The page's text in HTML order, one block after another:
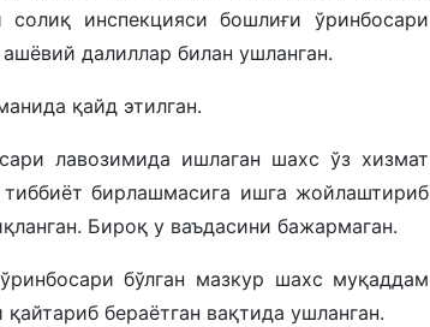
солиқ инспекцияси бошлиғи
ўринбосари
ашёвий далиллар билан ушланган.
қайд этилган.
лавозимида ишлаган шахс ўз хизмат
тиббиёт бирлашмасига ишга жойлаштириб
. Бироқ у ваъдасини бажармаган.
ўринбосари бўлган мазкур шахс муқаддам
қайтариб бераётган вақтида ушланган.